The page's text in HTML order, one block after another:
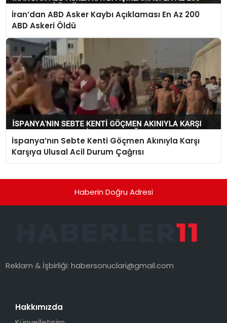
İran’dan ABD Asker Kaybı Açıklaması En Az 200
ABD Askeri Öldü
İspanya’nın Sebte Kenti Göçmen Akınıyla Karşı
Karşıya Ulusal Acil Durum Çağrısı
Haberin Doğru Adresi
Reklam & İşbirliği:habersonuclari@gmail.com
Hakkımızda